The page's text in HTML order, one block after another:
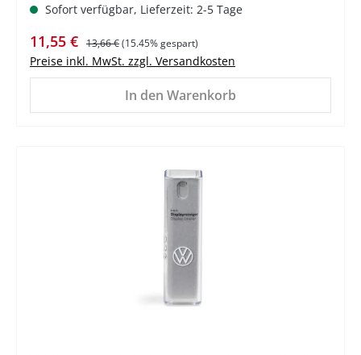
Sofort verfügbar, Lieferzeit: 2-5 Tage
Verkaufspreis:
11,55 € Regulärer Preis:
13,66 €(15.45% gespart)
Preise inkl. MwSt. zzgl. Versandkosten
In den Warenkorb